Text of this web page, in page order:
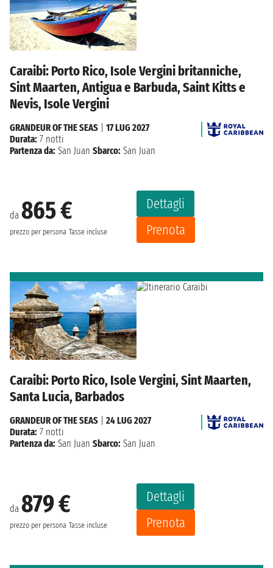
Caraibi: Porto Rico, Isole Vergini britanniche,
Sint Maarten, Antigua e Barbuda, Saint Kitts e
Nevis, Isole Vergini
da 865 €
prezzo per persona Tasse incluse
Dettagli
Prenota
GRANDEUR OF THE SEAS
17 LUG 2027
Durata: 7 notti
Partenza da: San Juan Sbarco: San Juan
Caraibi: Porto Rico, Isole Vergini, Sint Maarten,
Santa Lucia, Barbados
da 879 €
prezzo per persona Tasse incluse
Dettagli
Prenota
GRANDEUR OF THE SEAS
24 LUG 2027
Durata: 7 notti
Partenza da: San Juan Sbarco: San Juan